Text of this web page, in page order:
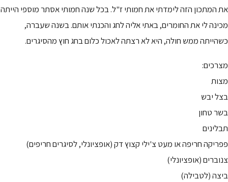
את המתכון הזה לימדתי את חמותי ז"ל. בכל שנה חמותי אסתר מוספי הייתה
מכינה לי את החומרים, באתי אליה לחג והכנתי אותם. בשנה שעברה,
כשהייתה ממש חולה, היא לא רצתה לאכול כלום בחג חוץ מהסיגרים.
מצרכים:
מצות
בצל יבש
בשר טחון
תבלינים
פפריקה חריפה או מעט צ'ילי קצוץ דק (אופציונלי, לסיגרים חריפים)
צנוברים (אופציונלי)
ביצה (לטבילה)